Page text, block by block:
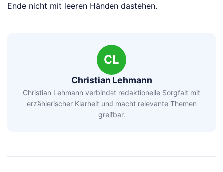
Ende nicht mit leeren Händen dastehen.
CL
Christian Lehmann
Christian Lehmann verbindet redaktionelle Sorgfalt mit
erzählerischer Klarheit und macht relevante Themen
greifbar.